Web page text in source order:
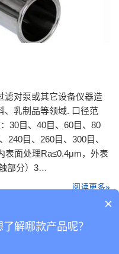
滤对泵或其它设备仪器造
、乳制品等领域. 口径范
30目、40目、60目、80
240目、260目、300目、
表面处理Ra≤0.4μm，外表
部分）3…
阅读更多»
×
解哪款产品呢？